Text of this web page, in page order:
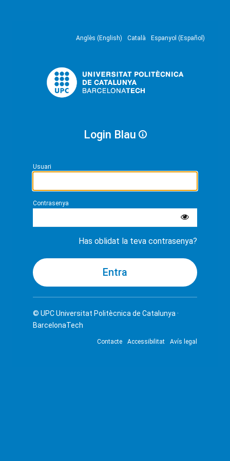
Anglès (English) Català Espanyol (Español)
Login Blau
Usuari
Contrasenya
Has oblidat la teva contrasenya?
© UPCUniversitat Politècnica de Catalunya ·
BarcelonaTech
Contacte Accessibilitat Avís legal